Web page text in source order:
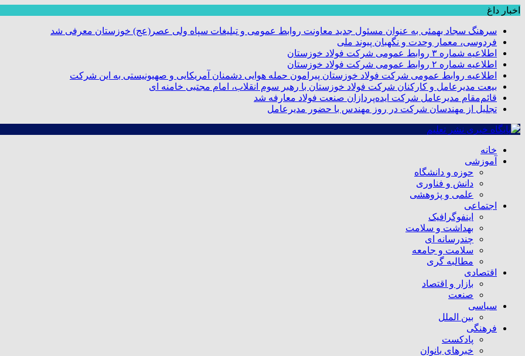
اخبار داغ
سرهنگ سجاد بهمئی به عنوان مسئول جدید معاونت روابط عمومی و تبلیغات سپاه ولی عصر(عج) خوزستان معرفی شد
فردوسی، معمار وحدت و نگهبان پیوند ملی
اطلاعیه شماره ۳ روابط عمومی شرکت فولاد خوزستان
اطلاعیه شماره ۲ روابط عمومی شرکت فولاد خوزستان
اطلاعیه روابط عمومی شرکت فولاد خوزستان پیرامون حمله هوایی دشمنان آمریکایی و صهیونیستی به این شرکت
بیعت مدیرعامل و کارکنان شرکت فولاد خوزستان با رهبر سوم انقلاب، امام مجتبی خامنه ای
قائم‌مقام مدیرعامل شرکت ایده‌پردازان صنعت فولاد معارفه شد
تجلیل از مهندسان شرکت در روز مهندس با حضور مدیرعامل
خانه
آموزشی
حوزه و دانشگاه
دانش و فناوری
علمی و پژوهشی
اجتماعی
اینفوگرافیک
بهداشت و سلامت
چندرسانه ای
سلامت و جامعه
مطالبه گری
اقتصادی
بازار و اقتصاد
صنعت
سیاسی
بین الملل
فرهنگی
پادکست
خبرهای بانوان